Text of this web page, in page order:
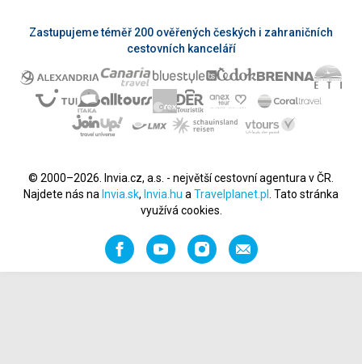
Zastupujeme téměř 200 ověřených českých i zahraničních
cestovních kanceláří
© 2000–2026. Invia.cz, a.s. - největší cestovní agentura v ČR.
Najdete nás na Invia.sk, Invia.hu a Travelplanet.pl
. Tato stránka
využívá cookies.
FacebookYouTubeInstagramNapište
nám